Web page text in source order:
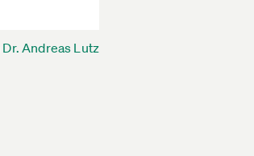
Dr. Andreas Lutz